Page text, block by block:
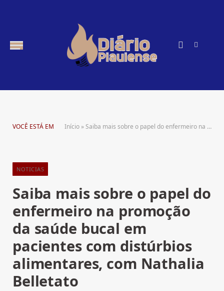
VOCÊ ESTÁ EM Início »Saiba mais sobre o papel do enfermeiro na promoção da saúde bucal em pacientes com distúrbios alimentares, com Nathalia Belletato
NOTICIAS
Saiba mais sobre o papel do
enfermeiro na promoção
da saúde bucal em
pacientes com distúrbios
alimentares, com Nathalia
Belletato